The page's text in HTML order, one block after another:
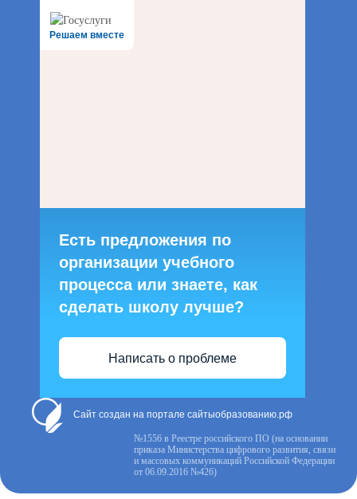
Решаем вместе
Есть предложения по
организации учебного
процесса или знаете, как
сделать школу лучше?
Написать о проблеме
Сайт создан на портале сайтыобразованию.рф
№1556 в Реестре российского ПО (на основании
приказа Министерства цифрового развития, связи
и массовых коммуникаций Российской Федерации
от 06.09.2016 №426)